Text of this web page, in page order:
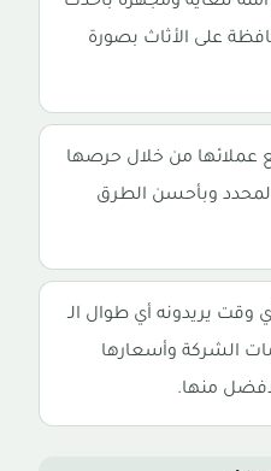
على الأثاث بصورة
عملائها من خلال حرصها
وبأحسن الطرق
وقت يريدونه أي طوال الـ
الشركة وأسعارها
منها.